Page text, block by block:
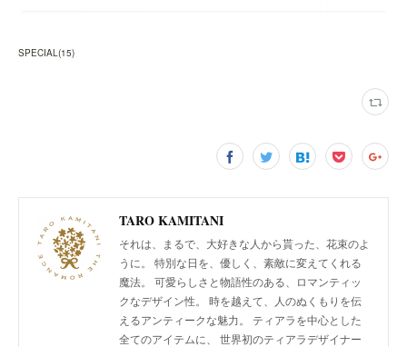
SPECIAL (15)
TARO KAMITANI
それは、まるで、大好きな人から貰った、花束のよ
うに。 特別な日を、優しく、素敵に変えてくれる
魔法。 可愛らしさと物語性のある、ロマンティッ
クなデザイン性。 時を越えて、人のぬくもりを伝
えるアンティークな魅力。 ティアラを中心とした
全てのアイテムに、 世界初のティアラデザイナー